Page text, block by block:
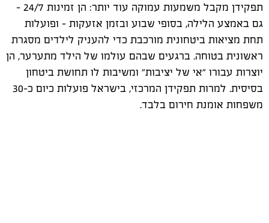
תפקידן מקבל משמעות עמוקה עוד יותר: הן זמינות 24/7 –
גם באמצע הלילה, בסופי שבוע ובזמן אזעקות – ופועלות
תחת מציאות ביטחונית מורכבת כדי להעניק לילדים מסגרת
ראשונית בטוחה. ברגעים שבהם עולמו של הילד מתערער, הן
יוצרות עבורו ״אי של יציבות״ ומשיבות לו תחושת ביטחון
בסיסית. למרות תפקידן המרכזי, בישראל פועלות כיום כ-30
משפחות אומנת חירום בלבד.